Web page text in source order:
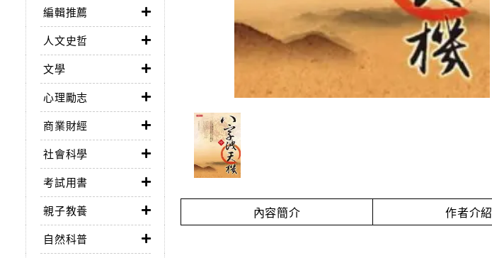
編輯推薦
人文史哲
文學
心理勵志
商業財經
社會科學
考試用書
親子教養
自然科普
內容簡介 作者介紹